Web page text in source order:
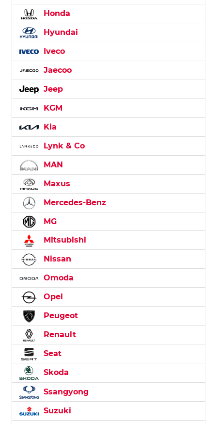
Honda
Hyundai
Iveco
Jaecoo
Jeep
KGM
Kia
Lynk & Co
MAN
Maxus
Mercedes-Benz
MG
Mitsubishi
Nissan
Omoda
Opel
Peugeot
Renault
Seat
Skoda
Ssangyong
Suzuki